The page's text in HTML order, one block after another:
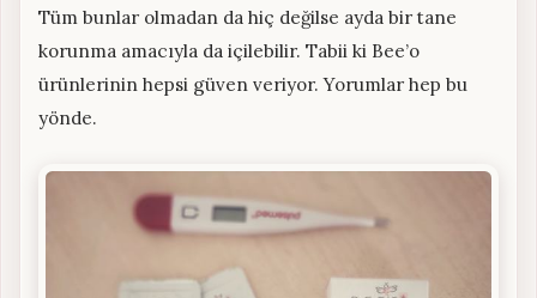
Tüm bunlar olmadan da hiç değilse ayda bir tane
korunma amacıyla da içilebilir. Tabii ki Bee’o
ürünlerinin hepsi güven veriyor. Yorumlar hep bu
yönde.